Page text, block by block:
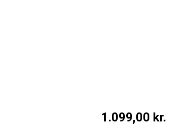
1.099,00 kr.